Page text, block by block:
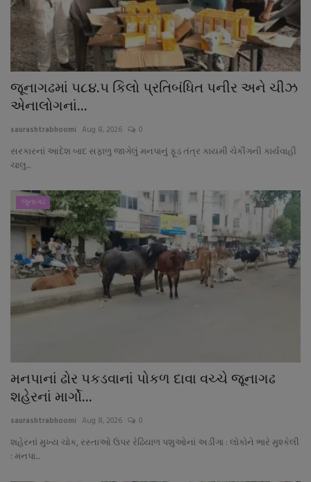
જૂનાગઢમાં ૫૮૪.૫ કિલો પ્રતિબંધિત પનીર અને ચીઝ
એનાલોગનાં...
saurashtrabhoomi Aug 8, 2026 0
સરકારનાં આદેશ બાદ સફાળુ જાગેલું મનપાનું ફૂડ તંત્ર કાયમી ચેકીંગની કાર્યવાહી
ચાલુ...
જુનાગઢ
મનપાનાં ઢોર પકડવાનાં પોકળ દાવા વચ્ચે જૂનાગઢ
શહેરનાં માર્ગો...
saurashtrabhoomi Aug 8, 2026 0
શહેરનાં મુખ્ય ચોક, રસ્તાઓ ઉપર રેઢિયાળ પશુઓનાં અડીંગા : લોકોને ભારે મુશ્કેલી
: મનપા...